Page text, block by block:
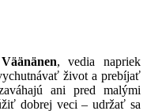
Väänänen, vedia napriek
život a prebíjať
ani pred malými
dobrej veci – udržať sa